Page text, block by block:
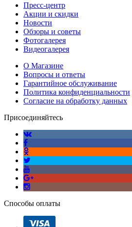
Пресс-центр
Акции и скидки
Новости
Обзоры и советы
Фотогалерея
Видеогалерея
О Магазине
Вопросы и ответы
Гарантийное обслуживание
Политика конфиденциальности
Согласие на обработку данных
Присоединяйтесь
Способы оплаты